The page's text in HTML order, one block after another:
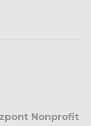
Nonprofit